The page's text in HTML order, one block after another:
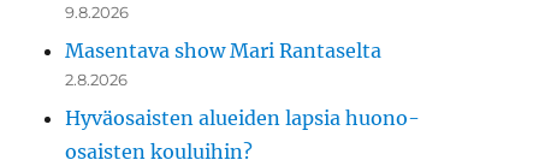
9.8.2026
Masentava show Mari Rantaselta
2.8.2026
Hyväosaisten alueiden lapsia huono-
osaisten kouluihin?